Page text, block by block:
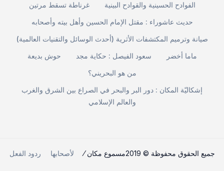
غرناطة تسقط مرتين
الفوادح الحسينية والقوادح البينية
حديث عاشوراء : مقتل الإمام الحسين وأهل بيته وأصحابه
صيانة وترميم المكتشفات الأثرية (أحدث الوسائل والتقنيات العالمية)
حوش بديعة
سعود الفيصل : حكاية مجد
ماما أخضر
من هو البحريني؟
إشكاليّة المكان : دور البر والبحر في الصراع بين الشرق والغرب
والعالم الإسلامي
جميع الحقوق محفوظة © 2019مسموع مكان ⁄ لأصحابها ردود الفعل